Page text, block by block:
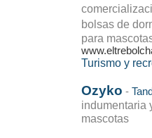
bolsas de
para
Turismo y
Ozyko -
indumentaria
mascotas